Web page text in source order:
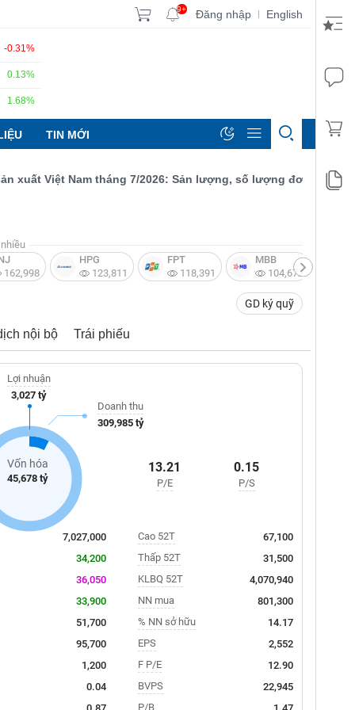
9+ Đăng nhập | English
-0.31%
0.13%
1.68%
TIN MỚI
Việt Nam tháng 7/2026: Sản lượng, số lượng đơn đặt hàng
162,998
HPG
123,811
FPT
118,391
MBB
104,672
GD ký quỹ
nội bộ Trái phiếu
Vốn hóa
45,678 tỷ
Lợi nhuận
3,027 tỷ
Doanh thu
309,985 tỷ
13.21
P/E
0.15
P/S
7,027,000
34,200
36,050
33,900
51,700
95,700
1,200
0.04
0.87
Cao 52T
67,100
Thấp 52T
31,500
KLBQ 52T
4,070,940
NN mua
801,300
% NN sở hữu
14.17
EPS
2,552
F P/E
12.90
BVPS
22,945
P/B
1.47